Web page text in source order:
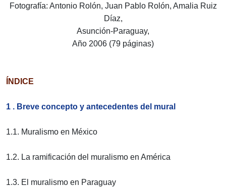
Fotografía: Antonio Rolón, Juan Pablo Rolón, Amalia Ruiz
Díaz,
Asunción-Paraguay,
Año 2006 (79 páginas)
ÍNDICE
1 . Breve concepto y antecedentes del mural
1.1. Muralismo en México
1.2. La ramificación del muralismo en América
1.3. El muralismo en Paraguay